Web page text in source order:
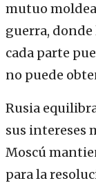
mutuo
guerra, donde
cada parte
no puede
Rusia
sus intereses
Moscú
para la